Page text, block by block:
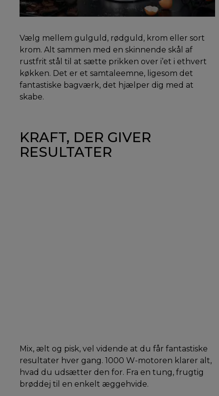
Vælg mellem gulguld, rødguld, krom eller sort
krom. Alt sammen med en skinnende skål af
rustfrit stål til at sætte prikken over i’et i ethvert
køkken. Det er et samtaleemne, ligesom det
fantastiske bagværk, det hjælper dig med at
skabe.
KRAFT, DER GIVER
RESULTATER
Mix, ælt og pisk, vel vidende at du får fantastiske
resultater hver gang. 1000 W-motoren klarer alt,
hvad du udsætter den for. Fra en tung, frugtig
brøddej til en enkelt æggehvide.